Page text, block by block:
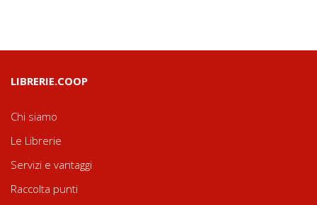
LIBRERIE.COOP
Chi siamo
Le Librerie
Servizi e vantaggi
Raccolta punti